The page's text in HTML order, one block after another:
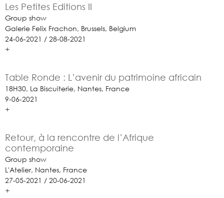
Les Petites Editions II
Group show
Galerie Felix Frachon, Brussels, Belgium
24-06-2021 / 28-08-2021
+
Table Ronde : L’avenir du patrimoine africain
18H30, La Biscuiterie, Nantes, France
9-06-2021
+
Retour, à la rencontre de l’Afrique
contemporaine
Group show
L'Atelier, Nantes, France
27-05-2021 / 20-06-2021
+